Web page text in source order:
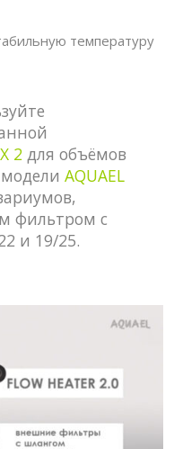
температуру
2 для объёмов
AQUAEL
фильтром с
и 19/25.